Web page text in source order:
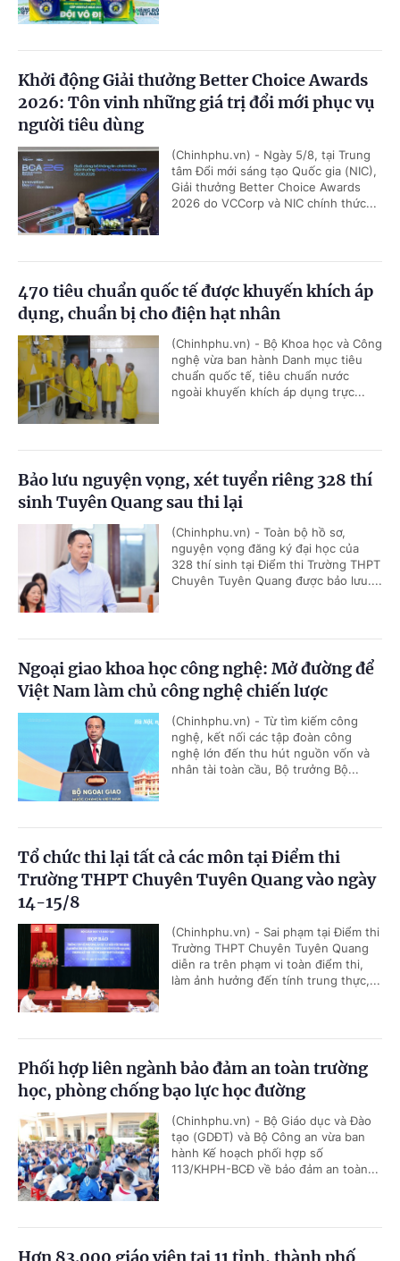
Khởi động Giải thưởng Better Choice Awards
2026: Tôn vinh những giá trị đổi mới phục vụ
người tiêu dùng
(Chinhphu.vn) - Ngày 5/8, tại Trung
tâm Đổi mới sáng tạo Quốc gia (NIC),
Giải thưởng Better Choice Awards
2026 do VCCorp và NIC chính thức...
470 tiêu chuẩn quốc tế được khuyến khích áp
dụng, chuẩn bị cho điện hạt nhân
(Chinhphu.vn) - Bộ Khoa học và Công
nghệ vừa ban hành Danh mục tiêu
chuẩn quốc tế, tiêu chuẩn nước
ngoài khuyến khích áp dụng trực...
Bảo lưu nguyện vọng, xét tuyển riêng 328 thí
sinh Tuyên Quang sau thi lại
(Chinhphu.vn) - Toàn bộ hồ sơ,
nguyện vọng đăng ký đại học của
328 thí sinh tại Điểm thi Trường THPT
Chuyên Tuyên Quang được bảo lưu....
Ngoại giao khoa học công nghệ: Mở đường để
Việt Nam làm chủ công nghệ chiến lược
(Chinhphu.vn) - Từ tìm kiếm công
nghệ, kết nối các tập đoàn công
nghệ lớn đến thu hút nguồn vốn và
nhân tài toàn cầu, Bộ trưởng Bộ...
Tổ chức thi lại tất cả các môn tại Điểm thi
Trường THPT Chuyên Tuyên Quang vào ngày
14-15/8
(Chinhphu.vn) - Sai phạm tại Điểm thi
Trường THPT Chuyên Tuyên Quang
diễn ra trên phạm vi toàn điểm thi,
làm ảnh hưởng đến tính trung thực,...
Phối hợp liên ngành bảo đảm an toàn trường
học, phòng chống bạo lực học đường
(Chinhphu.vn) - Bộ Giáo dục và Đào
tạo (GDĐT) và Bộ Công an vừa ban
hành Kế hoạch phối hợp số
113/KHPH-BCĐ về bảo đảm an toàn...
Hơn 83.000 giáo viên tại 11 tỉnh, thành phố